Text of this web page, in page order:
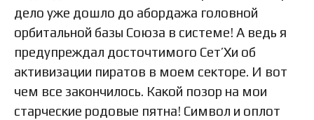
дело уже дошло до абордажа головной
орбитальной базы Союза в системе! А ведь я
предупреждал досточтимого Сет’Хи об
активизации пиратов в моем секторе. И вот
чем все закончилось. Какой позор на мои
старческие родовые пятна! Символ и оплот